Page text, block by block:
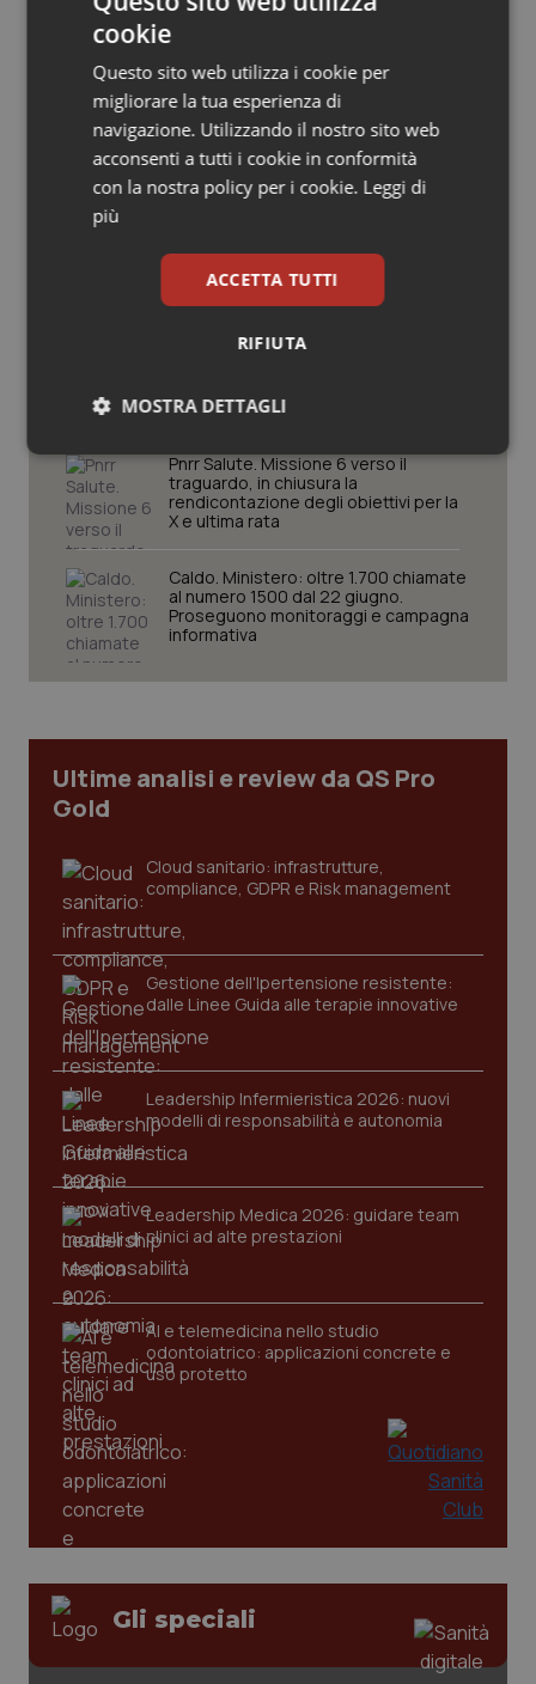
Salute orale & impianti
Sangue & coagulazione
Tiroide
Tumore al seno
Tumore ovarico
Tumori del Polmone & Testa Collo
Tumori gastrointestinali
Ulcera & Reflusso
Vaccini
Potrebbe interessarti in
Governo e Parlamento
Decreto PA. Un commissario per
controllo sulle agende di
prenotazione passa ad Agenas. Saltano l’aumento
delle tariffe ospedaliere e la proroga dei gettonisti
Università. Bernini firma il decreto:
Pnrr Salute. Missione 6 verso il
traguardo, in chiusura la
rendicontazione degli obiettivi per la
X e ultima rata
Caldo. Ministero: oltre 1.700 chiamate
al numero 1500 dal 22 giugno.
Proseguono monitoraggi e campagna
informativa
Ultime analisi e review da QS Pro
Gold
Cloud sanitario: infrastrutture,
compliance, GDPR e Risk management
Gestione dell'Ipertensione resistente:
dalle Linee Guida alle terapie innovative
Leadership Infermieristica 2026: nuovi
modelli di responsabilità e autonomia
Leadership Medica 2026: guidare team
clinici ad alte prestazioni
AI e telemedicina nello studio
odontoiatrico: applicazioni concrete e
uso protetto
Gli speciali
cookie
Questo sito web utilizza i cookie per
migliorare la tua esperienza di
navigazione. Utilizzando il nostro sito web
acconsenti a tutti i cookie in conformità
con la nostra policy per i cookie. Leggi di
più
ACCETTA TUTTI
RIFIUTA
MOSTRA DETTAGLI
Necessari Statistici Marketing
Necessari Statistici Marketing
I cookie necessari contribuiscono a rendere fruibile il
sito web abilitandone funzionalità di base quali la
funzionare correttamente senza questi cookie.
Nome
Fornitore/Dominio
CookieScriptConsent
www.quotidianosanita.it
tracking-sites-ironfish-
tracking-enable
www.quotidianosanita.it
www.quotidianosanita.it
2